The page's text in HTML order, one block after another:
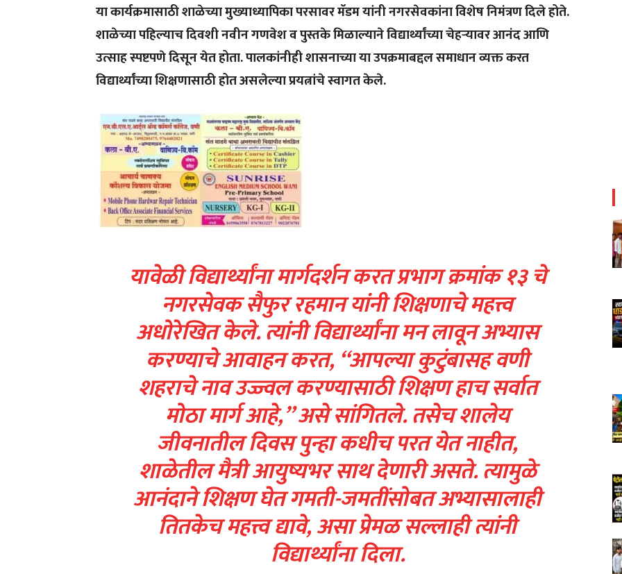
या कार्यक्रमासाठी शाळेच्या मुख्याध्यापिका परसावर मॅडम यांनी नगरसेवकांना विशेष निमंत्रण दिले होते.
शाळेच्या पहिल्याच दिवशी नवीन गणवेश व पुस्तके मिळाल्याने विद्यार्थ्यांच्या चेहऱ्यावर आनंद आणि
उत्साह स्पष्टपणे दिसून येत होता. पालकांनीही शासनाच्या या उपक्रमाबद्दल समाधान व्यक्त करत
विद्यार्थ्यांच्या शिक्षणासाठी होत असलेल्या प्रयत्नांचे स्वागत केले.
यावेळी विद्यार्थ्यांना मार्गदर्शन करत प्रभाग क्रमांक १३ चे
नगरसेवक सैफुर रहमान यांनी शिक्षणाचे महत्त्व
अधोरेखित केले. त्यांनी विद्यार्थ्यांना मन लावून अभ्यास
करण्याचे आवाहन करत, “आपल्या कुटुंबासह वणी
शहराचे नाव उज्ज्वल करण्यासाठी शिक्षण हाच सर्वात
मोठा मार्ग आहे,” असे सांगितले. तसेच शालेय
जीवनातील दिवस पुन्हा कधीच परत येत नाहीत,
शाळेतील मैत्री आयुष्यभर साथ देणारी असते. त्यामुळे
आनंदाने शिक्षण घेत गमती-जमतींसोबत अभ्यासालाही
तितकेच महत्त्व द्यावे, असा प्रेमळ सल्लाही त्यांनी
विद्यार्थ्यांना दिला.